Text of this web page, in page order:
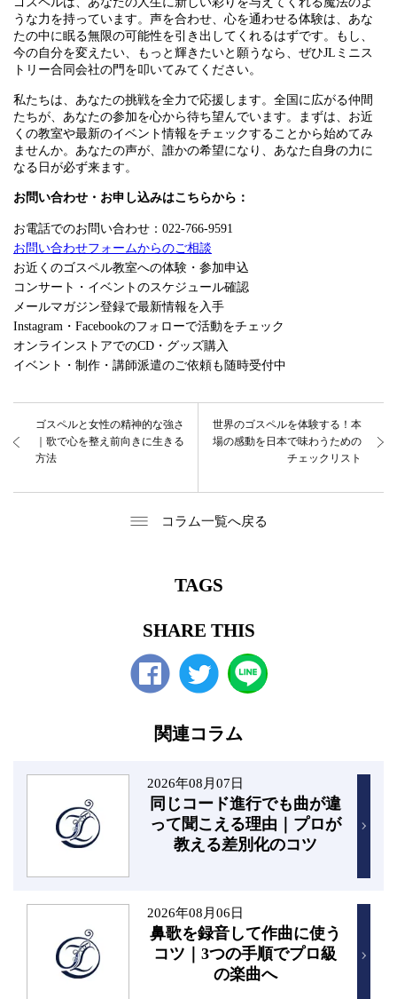
うな力を持っています。声を合わせ、心を通わせる体験は、あな
たの中に眠る無限の可能性を引き出してくれるはずです。もし、
今の自分を変えたい、もっと輝きたいと願うなら、ぜひJLミニス
トリー合同会社の門を叩いてみてください。
私たちは、あなたの挑戦を全力で応援します。全国に広がる仲間
たちが、あなたの参加を心から待ち望んでいます。まずは、お近
くの教室や最新のイベント情報をチェックすることから始めてみ
ませんか。あなたの声が、誰かの希望になり、あなた自身の力に
なる日が必ず来ます。
お問い合わせ・お申し込みはこちらから：
お電話でのお問い合わせ：022-766-9591
お問い合わせフォームからのご相談
お近くのゴスペル教室への体験・参加申込
コンサート・イベントのスケジュール確認
メールマガジン登録で最新情報を入手
Instagram・Facebookのフォローで活動をチェック
オンラインストアでのCD・グッズ購入
イベント・制作・講師派遣のご依頼も随時受付中
ゴスペルと女性の精神的な強さ
｜歌で心を整え前向きに生きる
方法
世界のゴスペルを体験する！本
場の感動を日本で味わうための
チェックリスト
コラム一覧へ戻る
TAGS
SHARE THIS
関連コラム
2026年08月07日
同じコード進行でも曲が違
って聞こえる理由｜プロが
教える差別化のコツ
2026年08月06日
鼻歌を録音して作曲に使う
コツ｜3つの手順でプロ級
の楽曲へ